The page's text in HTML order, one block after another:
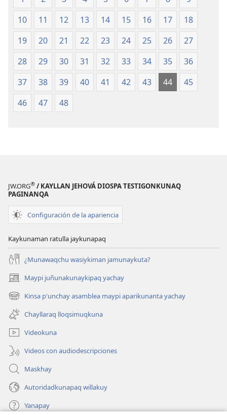
10
11 12 13 14 15 16 17
18
19
20 21 22 23 24 25 26
27
28
29 30 31 32 33 34 35
36
37
38 39 40 41 42 43 44
45
46
47 48
JW.ORG® / KAYLLAN JEHOVÁ DIOSPA TESTIGONKUNAQ
PAGINANQA
Configuración de la apariencia
Kaykunaman ratulla jaykunapaq
¿Munawaqchu wasiykiman jamunaykuta?
Maypi juñunakunaykipaq yachay
(abre
una
nueva
ventana)
Kinsa p'unchay asamblea maypi aparikunanta yachay
(abre
una
nueva
ventana)
Chayllaraq lloqsimuqkuna
Videokuna
Videos con audiodescripciones
Maskhay
Autoridadkunapaq willakuy
Yanapay